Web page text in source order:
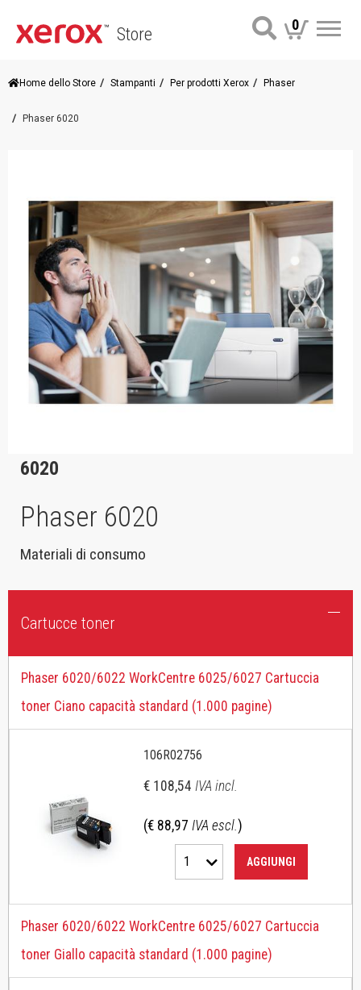
Store 0
Home dello Store Stampanti Per prodotti Xerox Phaser
Phaser 6020
6020
Phaser 6020
Materiali di consumo
Cartucce toner
Phaser 6020/6022 WorkCentre 6025/6027 Cartuccia
toner Ciano capacità standard (1.000 pagine)
106R02756
€ 108,54 IVA incl.
(€ 88,97 IVA escl.)
1 AGGIUNGI
Phaser 6020/6022 WorkCentre 6025/6027 Cartuccia
toner Giallo capacità standard (1.000 pagine)